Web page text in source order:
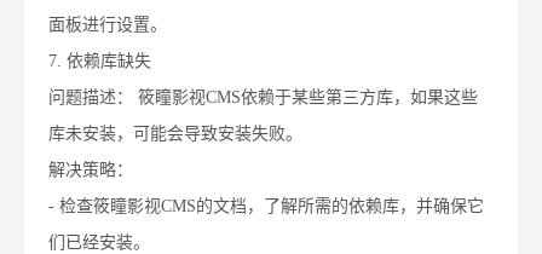
面板进行设置。
7. 依赖库缺失
问题描述： 筱瞳影视CMS依赖于某些第三方库，如果这些
库未安装，可能会导致安装失败。
解决策略：
- 检查筱瞳影视CMS的文档，了解所需的依赖库，并确保它
们已经安装。